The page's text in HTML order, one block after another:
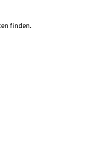
finden.